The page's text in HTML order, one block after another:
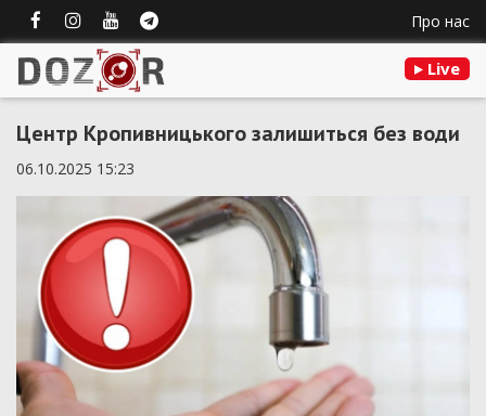
Про нас
Live
Центр Кропивницького залишиться без води
06.10.2025 15:23